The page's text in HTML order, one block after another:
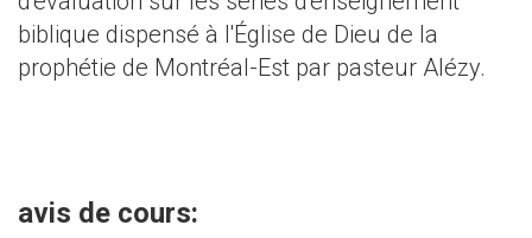
biblique dispensé à l'Église de Dieu de la
prophétie de Montréal-Est par pasteur Alézy.
avis de cours: